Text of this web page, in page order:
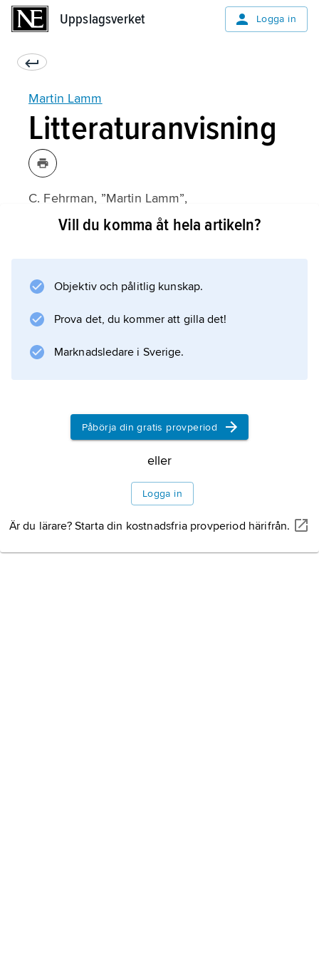
Uppslagsverket Logga in
Martin Lamm
Litteraturanvisning
C. Fehrman, ”Martin Lamm”,
Forskning i förvandling
Vill du komma åt hela artikeln?
Objektiv och pålitlig kunskap.
Prova det, du kommer att gilla det!
Marknadsledare i Sverige.
Påbörja din gratis provperiod
eller
Logga in
Är du lärare? Starta din kostnadsfria provperiod härifrån.